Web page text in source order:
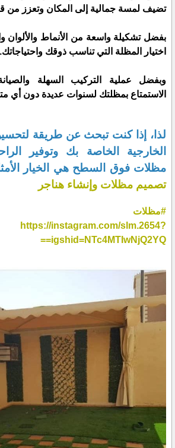
تضيف لمسة جمالية إلى المكان وتعزز من
بفضل تشكيلة واسعة من الأنماط والألوان
اختيار المظلة التي تناسب ذوقك واحتياجاتك.
وبفضل عملية التركيب السهلة
الاستمتاع بمظلتك لسنوات عديدة دون أي
لذا، إذا كنت تبحث عن طريقة
الخارجية الخاصة بك وتوفير
مظلات فوق السطح هي الخيار
تصميم مظلات وإنشاء هناجر
#مظلات
https://instagram.com/slm.2654?
igshid=NTc4MTIwNjQ2YQ==